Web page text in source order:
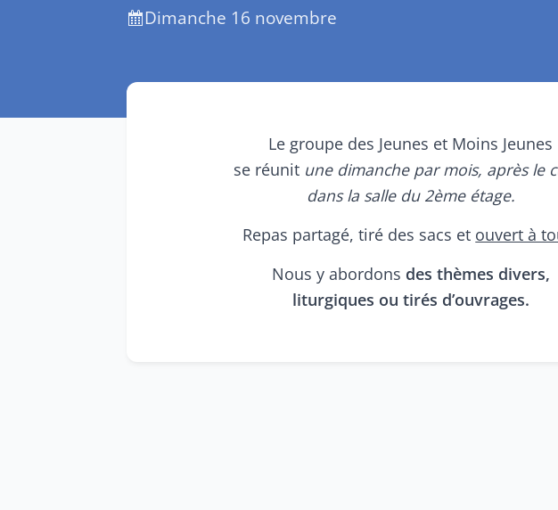
Dimanche 16 novembre
Le groupe des Jeunes et Moins Jeunes
se réunit une dimanche par mois, après le
dans la salle du 2ème étage.
Repas partagé, tiré des sacs et ouvert à
Nous y abordons des thèmes divers,
liturgiques ou tirés d’ouvrages.